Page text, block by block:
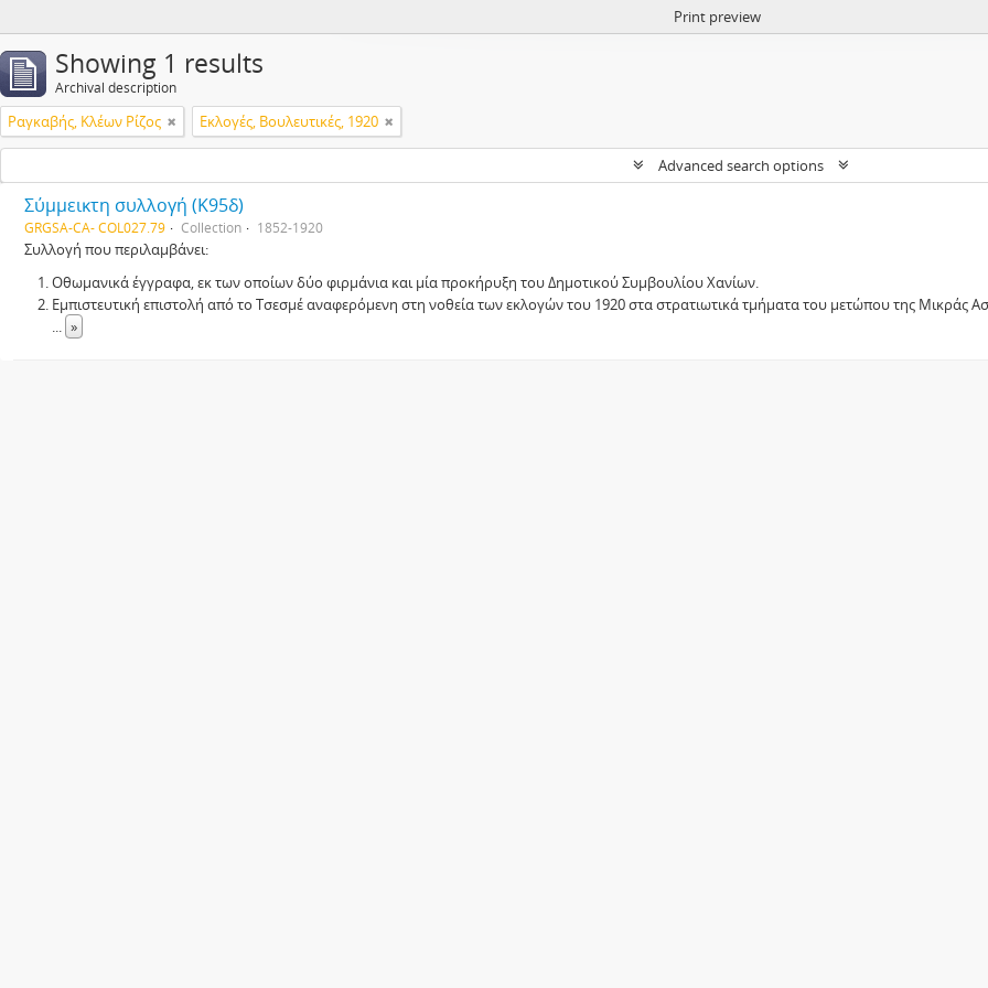
Print preview
Showing 1 results
Archival description
Ραγκαβής, Κλέων Ρίζος Εκλογές, Βουλευτικές, 1920
Advanced search options
Σύμμεικτη συλλογή (Κ95δ)
GRGSA-CA- COL027.79 Collection 1852-1920
Συλλογή που περιλαμβάνει:
Οθωμανικά έγγραφα, εκ των οποίων δύο φιρμάνια και μία προκήρυξη του Δημοτικού Συμβουλίου Χανίων.
Εμπιστευτική επιστολή από το Τσεσμέ αναφερόμενη στη νοθεία των εκλογών του 1920 στα στρατιωτικά τμήματα του μετώπου της Μικράς
... »